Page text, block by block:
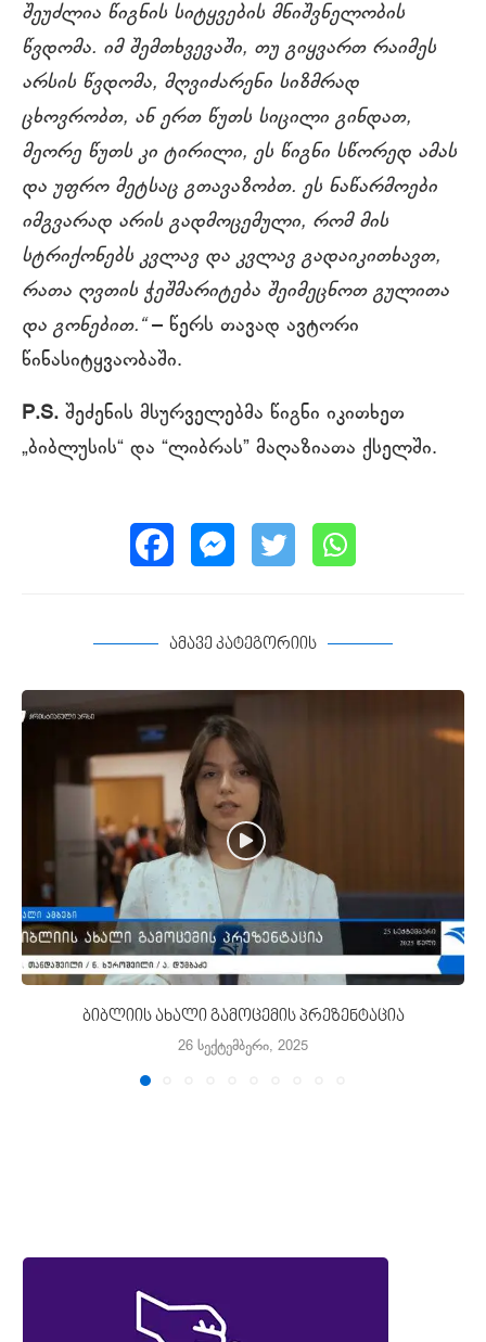
შეუძლია წიგნის სიტყვების მნიშვნელობის
წვდომა. იმ შემთხვევაში, თუ გიყვართ რაიმეს
არსის წვდომა, მღვიძარენი სიზმრად
ცხოვრობთ, ან ერთ წუთს სიცილი გინდათ,
მეორე წუთს კი ტირილი, ეს წიგნი სწორედ ამას
და უფრო მეტსაც გთავაზობთ. ეს ნაწარმოები
იმგვარად არის გადმოცემული, რომ მის
სტრიქონებს კვლავ და კვლავ გადაიკითხავთ,
რათა ღვთის ჭეშმარიტება შეიმეცნოთ გულითა
და გონებით.“– წერს თავად ავტორი
წინასიტყვაობაში.
P.S. შეძენის მსურველებმა წიგნი იკითხეთ
„ბიბლუსის“ და “ლიბრას” მაღაზიათა ქსელში.
ამავე კატეგორიის
ბიბლიის ახალი გამოცემის პრეზენტაცია
26 სექტემბერი, 2025